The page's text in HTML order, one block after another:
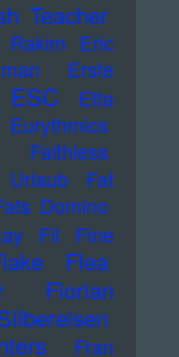
Teacher
Eric
Erste
ESC
Etta
Eurythmics
Faithless
Urlaub
Fat
Domino
Fil
Fine
Flea
Florian
Fran